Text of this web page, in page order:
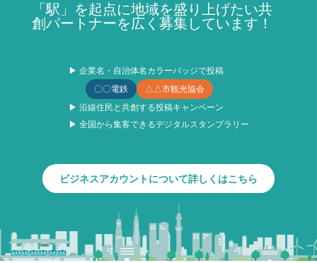
「駅」を起点に地域を盛り上げたい共
創パートナーを広く募集しています！
▶ 企業名・自治体名カラーバッジで投稿
〇〇電鉄
△△市観光協会
▶ 沿線住民と共創する投稿キャンペーン
▶ 全国から集客できるデジタルスタンプラリー
ビジネスアカウントについて詳しくはこちら